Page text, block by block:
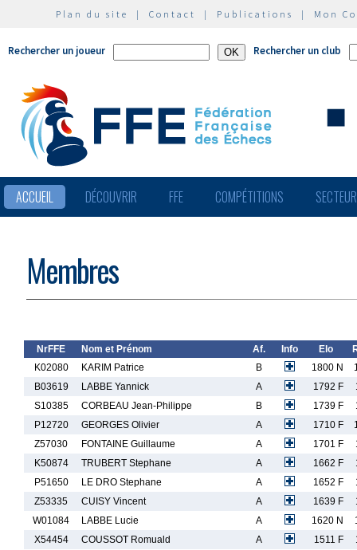
Plan du site | Contact | Publications | Mon
Rechercher un joueur Rechercher un club
ACCUEIL DÉCOUVRIR FFE COMPÉTITIONS
Membres
NrFFE Nom et Prénom Af. Info Elo
K02080
KARIM Patrice B 1800 N
B03619
LABBE Yannick A 1792 F
S10385
CORBEAU Jean-Philippe B 1739 F
P12720
GEORGES Olivier A 1710 F
Z57030
FONTAINE Guillaume A 1701 F
K50874
TRUBERT Stephane A 1662 F
P51650
LE DRO Stephane A 1652 F
Z53335
CUISY Vincent A 1639 F
W01084
LABBE Lucie A 1620 N
X54454
COUSSOT Romuald A 1511 F